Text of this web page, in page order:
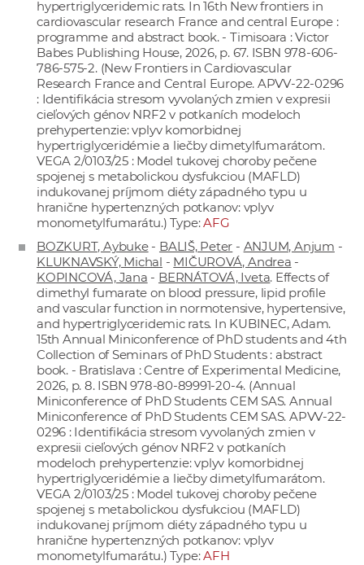
hypertriglyceridemic rats. In 16th New frontiers in
cardiovascular research France and central Europe :
programme and abstract book. - Timisoara : Victor
Babes Publishing House, 2026, p. 67. ISBN 978-606-
786-575-2. (New Frontiers in Cardiovascular
Research France and Central Europe. APVV-22-0296
: Identifikácia stresom vyvolaných zmien v expresii
cieľových génov NRF2 v potkaních modeloch
prehypertenzie: vplyv komorbidnej
hypertriglyceridémie a liečby dimetylfumarátom.
VEGA 2/0103/25 : Model tukovej choroby pečene
spojenej s metabolickou dysfukciou (MAFLD)
indukovanej príjmom diéty západného typu u
hranične hypertenzných potkanov: vplyv
monometylfumarátu.) Type:AFG
BOZKURT, Aybuke- BALIŠ, Peter - ANJUM, Anjum -
KLUKNAVSKÝ, Michal - MIČUROVÁ, Andrea -
KOPINCOVÁ, Jana - BERNÁTOVÁ, Iveta. Effects of
dimethyl fumarate on blood pressure, lipid profile
and vascular function in normotensive, hypertensive,
and hypertriglyceridemic rats. In KUBINEC, Adam.
15th Annual Miniconference of PhD students and 4th
Collection of Seminars of PhD Students : abstract
book. - Bratislava : Centre of Experimental Medicine,
2026, p. 8. ISBN 978-80-89991-20-4. (Annual
Miniconference of PhD Students CEM SAS. Annual
Miniconference of PhD Students CEM SAS. APVV-22-
0296 : Identifikácia stresom vyvolaných zmien v
expresii cieľových génov NRF2 v potkaních
modeloch prehypertenzie: vplyv komorbidnej
hypertriglyceridémie a liečby dimetylfumarátom.
VEGA 2/0103/25 : Model tukovej choroby pečene
spojenej s metabolickou dysfukciou (MAFLD)
indukovanej príjmom diéty západného typu u
hranične hypertenzných potkanov: vplyv
monometylfumarátu.) Type:AFH